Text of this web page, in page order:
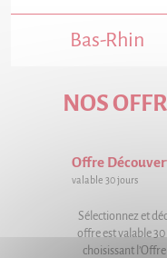
NOS
Offre
valable 30 jours
Sélectionnez et
offre est valable 30
choisissant
Bas-Rhin